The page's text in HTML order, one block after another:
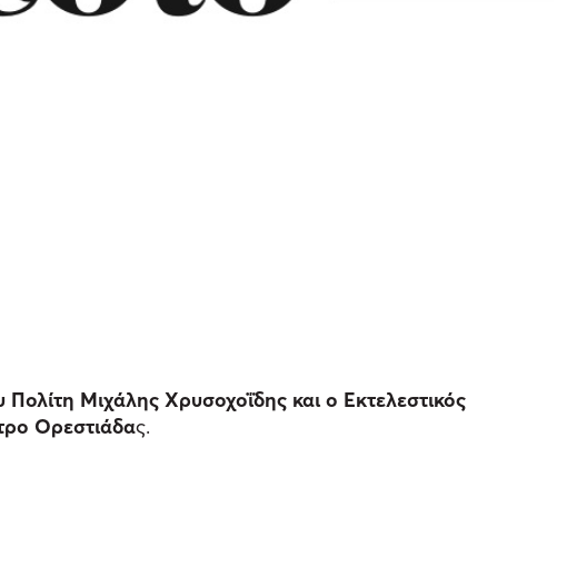
Μιχάλης Χρυσοχοΐδης και ο Εκτελεστικός
Ορεστιάδας.